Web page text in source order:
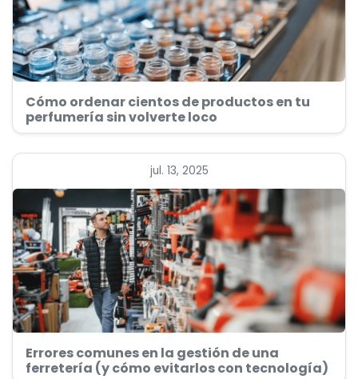
Cómo ordenar cientos de productos en tu
perfumería sin volverte loco
jul. 13, 2025
Errores comunes en la gestión de una
ferretería (y cómo evitarlos con tecnología)